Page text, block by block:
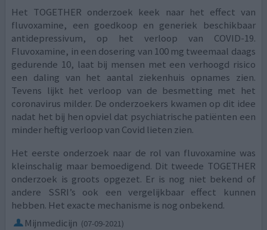
Het TOGETHER onderzoek keek naar het effect van
fluvoxamine, een goedkoop en generiek beschikbaar
antidepressivum, op het verloop van COVID-19.
Fluvoxamine, in een dosering van 100 mg tweemaal daags
gedurende 10, laat bij mensen met een verhoogd risico
een daling van het aantal ziekenhuis opnames zien.
Tevens lijkt het verloop van de besmetting met het
coronavirus milder. De onderzoekers kwamen op dit idee
nadat het bij hen opviel dat psychiatrische patiënten een
minder heftig verloop van Covid lieten zien.
Het eerste onderzoek naar de rol van fluvoxamine was
kleinschalig maar bemoedigend. Dit tweede TOGETHER
onderzoek is groots opgezet. Er is nog niet bekend of
andere SSRI’s ook een vergelijkbaar effect kunnen
hebben. Het exacte mechanisme is nog onbekend.
Mijnmedicijn (07-09-2021)